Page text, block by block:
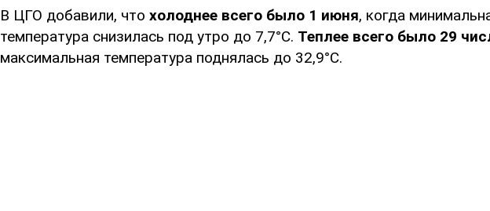
В ЦГО добавили, что холоднее всего было 1 июня, когда
температура снизилась под утро до 7,7°С. Теплее всего было 29
максимальная температура поднялась до 32,9°С.